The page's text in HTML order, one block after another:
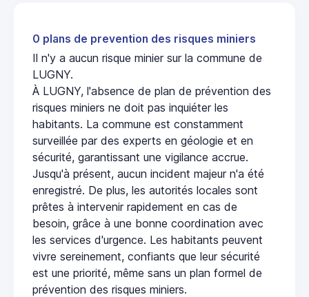
0 plans de prevention des risques miniers
Il n'y a aucun risque minier sur la commune de
LUGNY.
À LUGNY, l'absence de plan de prévention des
risques miniers ne doit pas inquiéter les
habitants. La commune est constamment
surveillée par des experts en géologie et en
sécurité, garantissant une vigilance accrue.
Jusqu'à présent, aucun incident majeur n'a été
enregistré. De plus, les autorités locales sont
prêtes à intervenir rapidement en cas de
besoin, grâce à une bonne coordination avec
les services d'urgence. Les habitants peuvent
vivre sereinement, confiants que leur sécurité
est une priorité, même sans un plan formel de
prévention des risques miniers.